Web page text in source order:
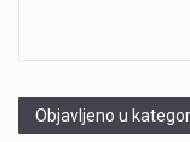
Objavljeno u